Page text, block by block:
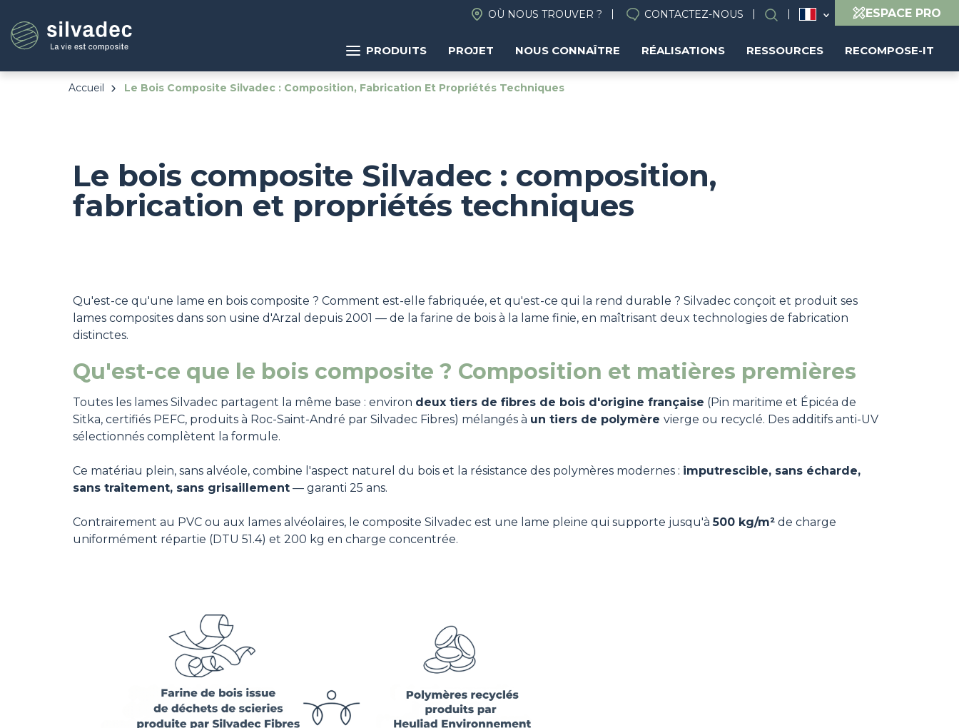
au
contenu
principal
OÙ NOUS TROUVER ? CONTACTEZ-NOUS Rechercher ESPACE PRO
PRODUITS PROJET NOUS CONNAÎTRE RÉALISATIONS RESSOURCES RECOMPOSE-IT
Accueil Le Bois Composite Silvadec : Composition, Fabrication Et Propriétés Techniques
Le bois composite Silvadec : composition,
fabrication et propriétés techniques
Qu'est-ce qu'une lame en bois composite ? Comment est-elle fabriquée, et qu'est-ce qui la rend durable ? Silvadec conçoit et produit ses
lames composites dans son usine d'Arzal depuis 2001 — de la farine de bois à la lame finie, en maîtrisant deux technologies de fabrication
distinctes.
Qu'est-ce que le bois composite ? Composition et matières premières
Toutes les lames Silvadec partagent la même base : environ deux tiers de fibres de bois d'origine française (Pin maritime et Épicéa de
Sitka, certifiés PEFC, produits à Roc-Saint-André par Silvadec Fibres) mélangés à un tiers de polymère vierge ou recyclé. Des additifs anti-UV
sélectionnés complètent la formule.
Ce matériau plein, sans alvéole, combine l'aspect naturel du bois et la résistance des polymères modernes : imputrescible, sans écharde,
sans traitement, sans grisaillement — garanti 25 ans.
Contrairement au PVC ou aux lames alvéolaires, le composite Silvadec est une lame pleine qui supporte jusqu'à500 kg/m² de charge
uniformément répartie (DTU 51.4) et 200 kg en charge concentrée.